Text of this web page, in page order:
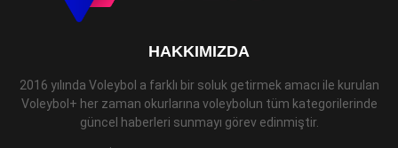
HAKKIMIZDA
2016 yılında Voleybol a farklı bir soluk getirmek amacı ile kurulan
Voleybol+ her zaman okurlarına voleybolun tüm kategorilerinde
güncel haberleri sunmayı görev edinmiştir.